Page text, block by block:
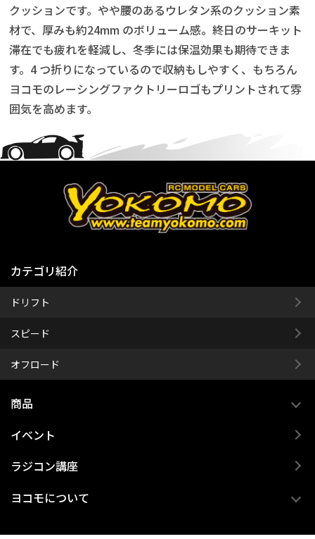
クッションです。やや腰のあるウレタン系のクッション素
材で、厚みも約24mm のボリューム感。終日のサーキット
滞在でも疲れを軽減し、冬季には保温効果も期待できま
す。4 つ折りになっているので収納もしやすく、もちろん
ヨコモのレーシングファクトリーロゴもプリントされて雰
囲気を高めます。
カテゴリ紹介
ドリフト
スピード
オフロード
商品
イベント
ラジコン講座
ヨコモについて